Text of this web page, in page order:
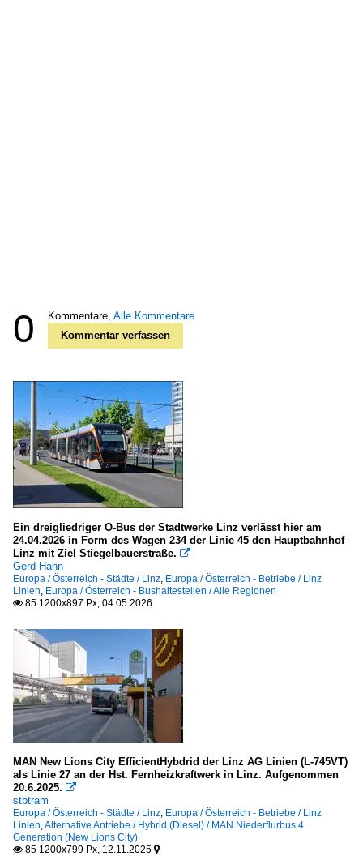
0 Kommentare, Alle Kommentare
Kommentar verfassen
Ein dreigliedriger O-Bus der Stadtwerke Linz verlässt hier am
24.04.2026 in Form des Wagen 234 der Linie 45 den Hauptbahnhof
Linz mit Ziel Stiegelbauerstraße. 
Gerd Hahn
Europa / Österreich - Städte / Linz Europa / Österreich - Betriebe / Linz
Linien Europa / Österreich - Bushaltestellen / Alle Regionen
 85 1200x897 Px, 04.05.2026
MAN New Lions City EfficientHybdrid der Linz AG Linien (L-745VT)
als Linie 27 an der Hst. Fernheizkraftwerk in Linz. Aufgenommen
20.6.2025. 
stbtram
Europa / Österreich - Städte / Linz Europa / Österreich - Betriebe / Linz
Linien Alternative Antriebe / Hybrid (Diesel) / MAN Niederflurbus 4.
Generation (New Lions City)
 85 1200x799 Px, 12.11.2025 